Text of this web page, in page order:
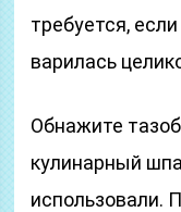
требуется,
варилась
Обнажите
кулинарный
использовали.